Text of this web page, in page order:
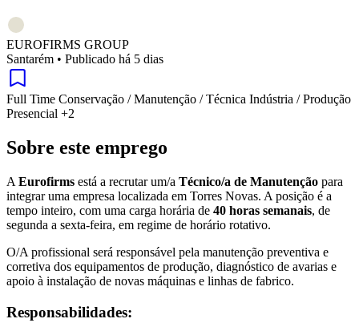
EUROFIRMS GROUP
Santarém • Publicado há 5 dias
Full Time Conservação / Manutenção / Técnica Indústria / Produção
Presencial +2
Sobre este emprego
A Eurofirms está a recrutar um/a Técnico/a de Manutenção para
integrar uma empresa localizada em Torres Novas. A posição é a
tempo inteiro, com uma carga horária de 40 horas semanais, de
segunda a sexta-feira, em regime de horário rotativo.
O/A profissional será responsável pela manutenção preventiva e
corretiva dos equipamentos de produção, diagnóstico de avarias e
apoio à instalação de novas máquinas e linhas de fabrico.
Responsabilidades: